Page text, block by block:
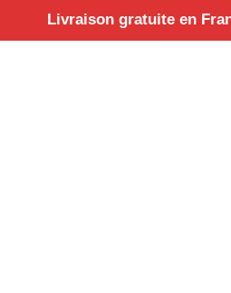
Livraison gratuite en